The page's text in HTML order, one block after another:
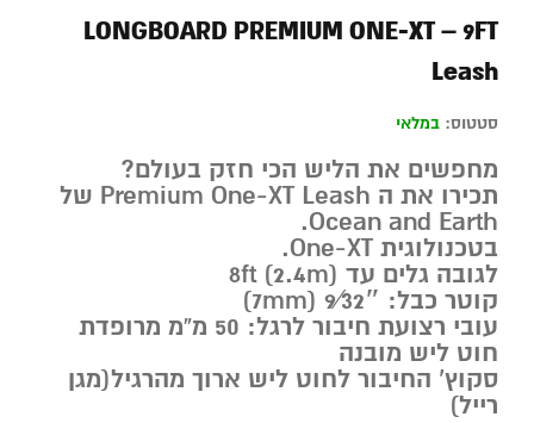
LONGBOARD PREMIUM ONE-XT – 9FT
Leash
סטטוס: במלאי
מחפשים את הליש הכי חזק בעולם?
תכירו את ה Premium One-XT Leash של
Ocean and Earth.
בטכנולוגית One-XT.
לגובה גלים עד 8ft (2.4m)
קוטר כבל: 9⁄32″ (7mm)
עובי רצועת חיבור לרגל: 50 מ”מ מרופדת
חוט ליש מובנה
סקוץ’ החיבור לחוט ליש ארוך מהרגיל(מגן
רייל)